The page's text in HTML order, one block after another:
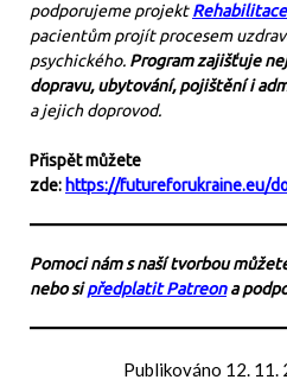
podporujeme projekt
pacientům projít procesem
psychického. Program zajišťuje
dopravu, ubytování, pojištění i
a jejich doprovod.
Přispět můžete
zde: https://futureforukraine.eu/
Pomoci nám s naší tvorbou
nebo sipředplatit Patreona
Publikováno 12. 11.